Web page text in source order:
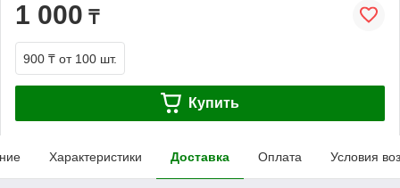
1 000 ₸
900 ₸ от 100 шт.
Купить
Характеристики Доставка Оплата Условия